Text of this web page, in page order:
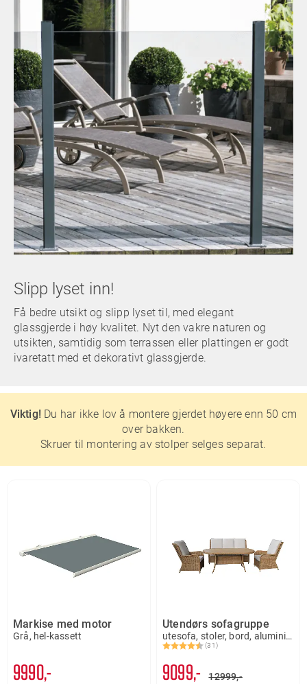
Slipp lyset inn!
Få bedre utsikt og slipp lyset til, med elegant
glassgjerde i høy kvalitet. Nyt den vakre naturen og
utsikten, samtidig som terrassen eller plattingen er godt
ivaretatt med et dekorativt glassgjerde.
Viktig! Du har ikke lov å montere gjerdet høyere enn 50 cm
over bakken.
Skruer til montering av stolper selges separat.
Markise med motor
Grå, hel-kassett
9990,-
Utendørs sofagruppe
utesofa, stoler, bord, aluminium, Lyngby
Karakter:
(31)
4.6 av 5 mulige
9099,- 12999,-